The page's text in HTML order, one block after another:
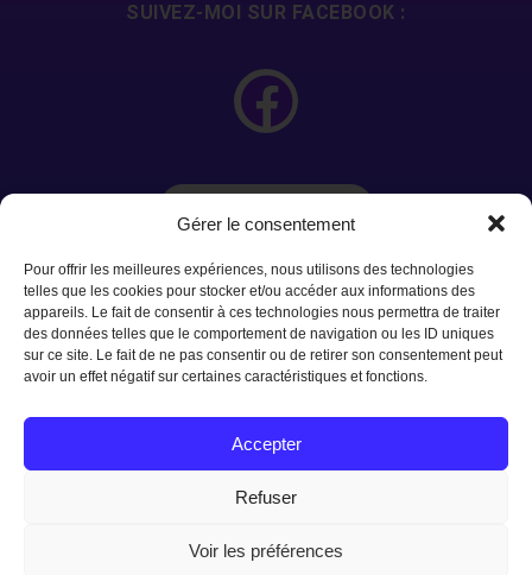
Gérer le consentement
Pour offrir les meilleures expériences, nous utilisons des technologies
telles que les cookies pour stocker et/ou accéder aux informations des
appareils. Le fait de consentir à ces technologies nous permettra de traiter
des données telles que le comportement de navigation ou les ID uniques
sur ce site. Le fait de ne pas consentir ou de retirer son consentement peut
avoir un effet négatif sur certaines caractéristiques et fonctions.
Accepter
Refuser
Voir les préférences
SUIVEZ-MOI SUR FACEBOOK :
Ressources
👉 Prendre rendez-vous
©2026 Kathleen Tremblay | Naturopathe. Tous droits réservés.